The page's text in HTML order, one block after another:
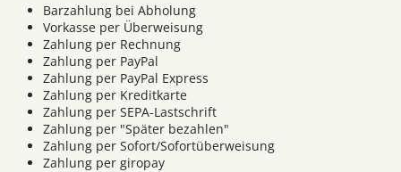
Barzahlung bei Abholung
Vorkasse per Überweisung
Zahlung per Rechnung
Zahlung per PayPal
Zahlung per PayPal Express
Zahlung per Kreditkarte
Zahlung per SEPA-Lastschrift
Zahlung per "Später bezahlen"
Zahlung per Sofort/Sofortüberweisung
Zahlung per giropay